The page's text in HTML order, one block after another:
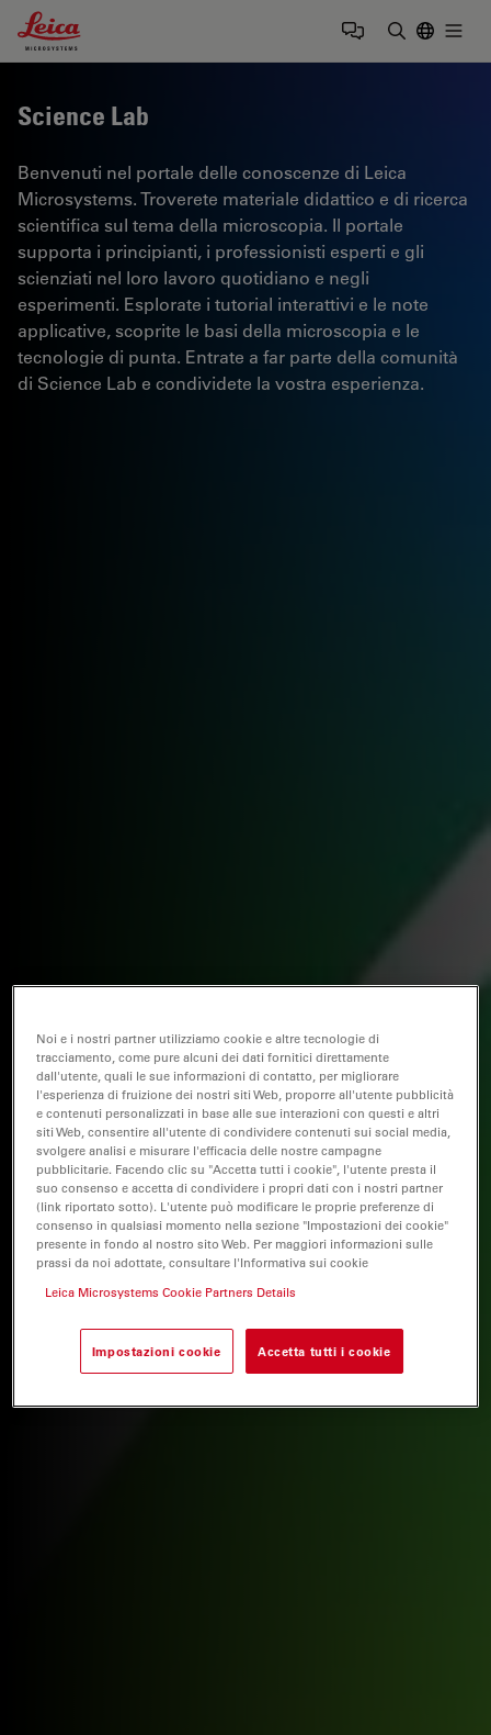
Leica Microsystems Logo
Science Lab
Benvenuti nel portale delle conoscenze di Leica
Microsystems. Troverete materiale didattico e di ricerca
scientifica sul tema della microscopia. Il portale
supporta i principianti, i professionisti esperti e gli
scienziati nel loro lavoro quotidiano e negli
esperimenti. Esplorate i tutorial interattivi e le note
applicative, scoprite le basi della microscopia e le
tecnologie di punta. Entrate a far parte della comunità
di Science Lab e condividete la vostra esperienza.
Noi e i nostri partner utilizziamo cookie e altre tecnologie di
tracciamento, come pure alcuni dei dati fornitici direttamente
dall'utente, quali le sue informazioni di contatto, per migliorare
l'esperienza di fruizione dei nostri siti Web, proporre all'utente pubblicità
e contenuti personalizzati in base alle sue interazioni con questi e altri
siti Web, consentire all'utente di condividere contenuti sui social media,
svolgere analisi e misurare l'efficacia delle nostre campagne
pubblicitarie. Facendo clic su "Accetta tutti i cookie", l'utente presta il
suo consenso e accetta di condividere i propri dati con i nostri partner
(link riportato sotto). L'utente può modificare le proprie preferenze di
consenso in qualsiasi momento nella sezione "Impostazioni dei cookie"
presente in fondo al nostro sito Web. Per maggiori informazioni sulle
prassi da noi adottate, consultare l'Informativa sui cookie
Leica Microsystems Cookie Partners Details
Impostazioni cookie Accetta tutti i cookie